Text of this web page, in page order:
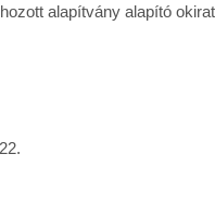
alapítvány alapító